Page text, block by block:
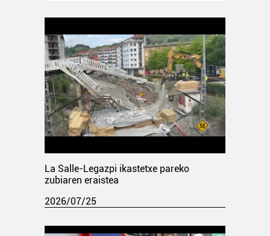
La Salle-Legazpi ikastetxe pareko
zubiaren eraistea
2026/07/25